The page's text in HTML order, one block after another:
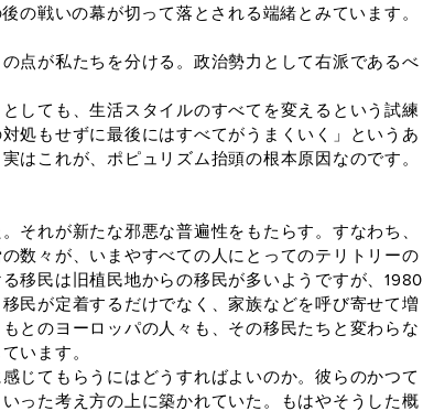
の戦いの幕が切って落とされる端緒とみています。
点が私たちを分ける。政治勢力として右派であるべ
しても、生活スタイルのすべてを変えるという試練
処もせずに最後にはすべてがうまくいく」というあ
はこれが、ポピュリズム抬頭の根本原因なのです。
れが新たな邪悪な普遍性をもたらす。すなわち、
数々が、いまやすべての人にとってのテリトリーの
移民は旧植民地からの移民が多いようですが、1980
民が定着するだけでなく、家族などを呼び寄せて増
とのヨーロッパの人々も、その移民たちと変わらな
います。
じてもらうにはどうすればよいのか。彼らのかつて
った考え方の上に築かれていた。もはやそうした概